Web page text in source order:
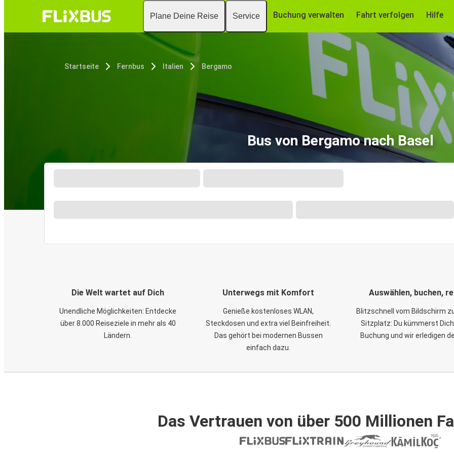
Plane Deine Reise Service Buchung verwalten Fahrt verfolgen Hilfe
Startseite Fernbus Italien Bergamo
Bus von Bergamo nach Basel
Die Welt wartet auf Dich
Unendliche Möglichkeiten: Entdecke
über 8.000 Reiseziele in mehr als 40
Ländern.
Unterwegs mit Komfort
Genieße kostenloses WLAN,
Steckdosen und extra viel Beinfreiheit.
Das gehört bei modernen Bussen
einfach dazu.
Auswählen, buchen,
Blitzschnell vom Bildschirm
Sitzplatz: Du kümmerst
Buchung und wir erledigen
Das Vertrauen von über 500 Millionen